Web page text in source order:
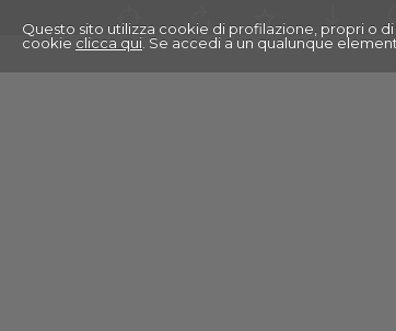
Questo sito utilizza cookie di profilazione, propri o
cookie clicca qui . Se accedi a un qualunque